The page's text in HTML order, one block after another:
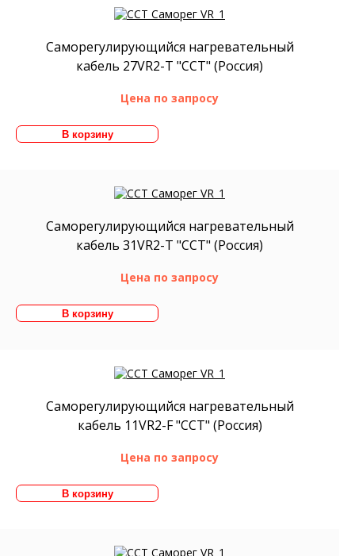
Саморегулирующийся нагревательный
кабель 27VR2-T "ССТ" (Россия)
Цена по запросу
Саморегулирующийся нагревательный
кабель 31VR2-T "ССТ" (Россия)
Цена по запросу
Саморегулирующийся нагревательный
кабель 11VR2-F "ССТ" (Россия)
Цена по запросу